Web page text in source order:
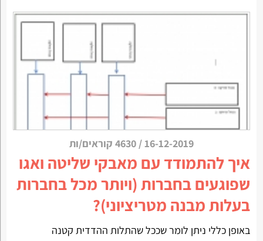
16-12-2019
/ 4630 קוראים/ות
איך להתמודד עם מאבקי שליטה ואגו
שפוגעים בחברות (ויותר מכל בחברות
בעלות מבנה מטריציוני)?
באופן כללי ניתן לומר שככל שהתלות ההדדית קטנה